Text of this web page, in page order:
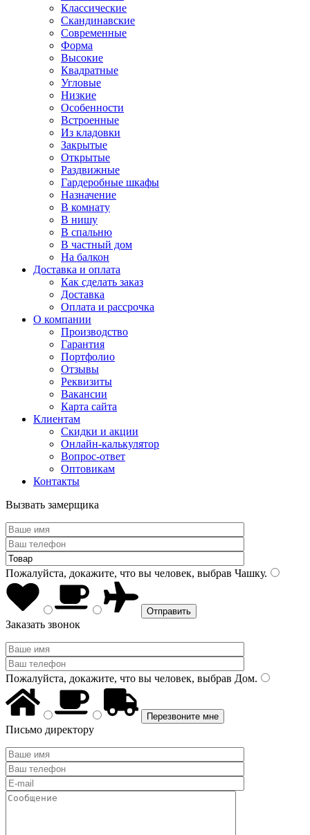
Классические
Скандинавские
Современные
Форма
Высокие
Квадратные
Угловые
Низкие
Особенности
Встроенные
Из кладовки
Закрытые
Открытые
Раздвижные
Гардеробные шкафы
Назначение
В комнату
В нишу
В спальню
В частный дом
На балкон
Доставка и оплата
Как сделать заказ
Доставка
Оплата и рассрочка
О компании
Производство
Гарантия
Портфолио
Отзывы
Реквизиты
Вакансии
Карта сайта
Клиентам
Скидки и акции
Онлайн-калькулятор
Вопрос-ответ
Оптовикам
Контакты
Вызвать замерщика
Пожалуйста, докажите, что вы человек, выбрав Чашку.
Заказать звонок
Пожалуйста, докажите, что вы человек, выбрав Дом.
Письмо директору